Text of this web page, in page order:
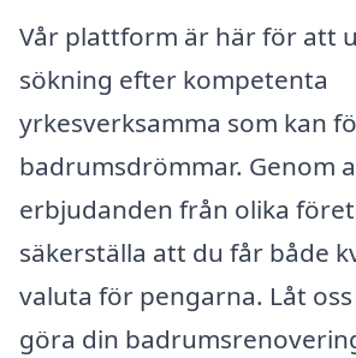
Vår plattform är här för att
sökning efter kompetenta
yrkesverksamma som kan
badrumsdrömmar. Genom
erbjudanden från olika
säkerställa att du får både
valuta för pengarna. Låt
göra din